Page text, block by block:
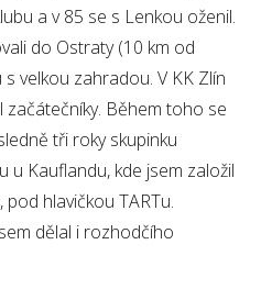
a v 85 se s Lenkou oženil.
do Ostraty (10 km od
velkou zahradou. V KK Zlín
Během toho se
tři roky skupinku
u Kauflandu, kde jsem založil
pod hlavičkou TARTu.
dělal i rozhodčího